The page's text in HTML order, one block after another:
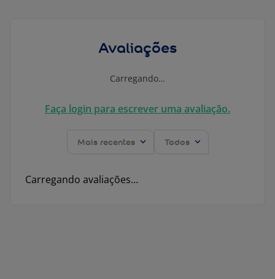
Avaliações
Carregando…
Faça login para escrever uma avaliação.
Mais recentes Todos
Carregando avaliações…